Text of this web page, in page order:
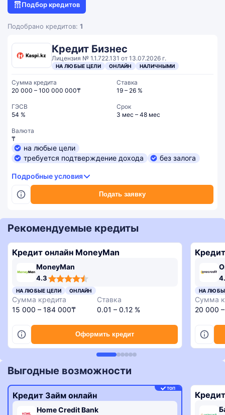
Подбор кредитов
Подобрано кредитов: 1
Кредит Бизнес
Лицензия № 1.1.722.131 от 13.07.2026 г.
НА ЛЮБЫЕ ЦЕЛИ ОНЛАЙН НАЛИЧНЫМИ
Подать заявку
Сумма кредита
20 000 – 100 000 000₸
Ставка
19 – 26 %
ГЭСВ
54 %
Срок
3 мес – 48 мес
Валюта
₸
на любые цели
требуется подтверждение дохода
без залога
Подробные условия
Рекомендуемые кредиты
Кредит онлайн MoneyMan
MoneyMan
4.3
НА ЛЮБЫЕ ЦЕЛИ ОНЛАЙН
Сумма кредита
15 000 – 184 000₸
Ставка
0.01 – 0.12 %
Оформить кредит
НА
Сумма
20 000
rating
Выгодные возможности
ТОП
Кредит Займ онлайн
Home Credit Bank